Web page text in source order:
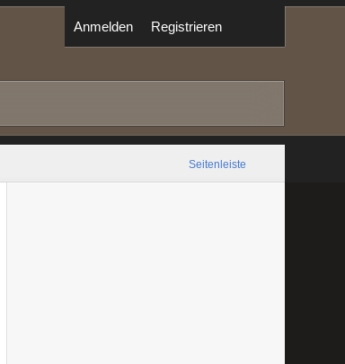
Anmelden Registrieren
Seitenleiste